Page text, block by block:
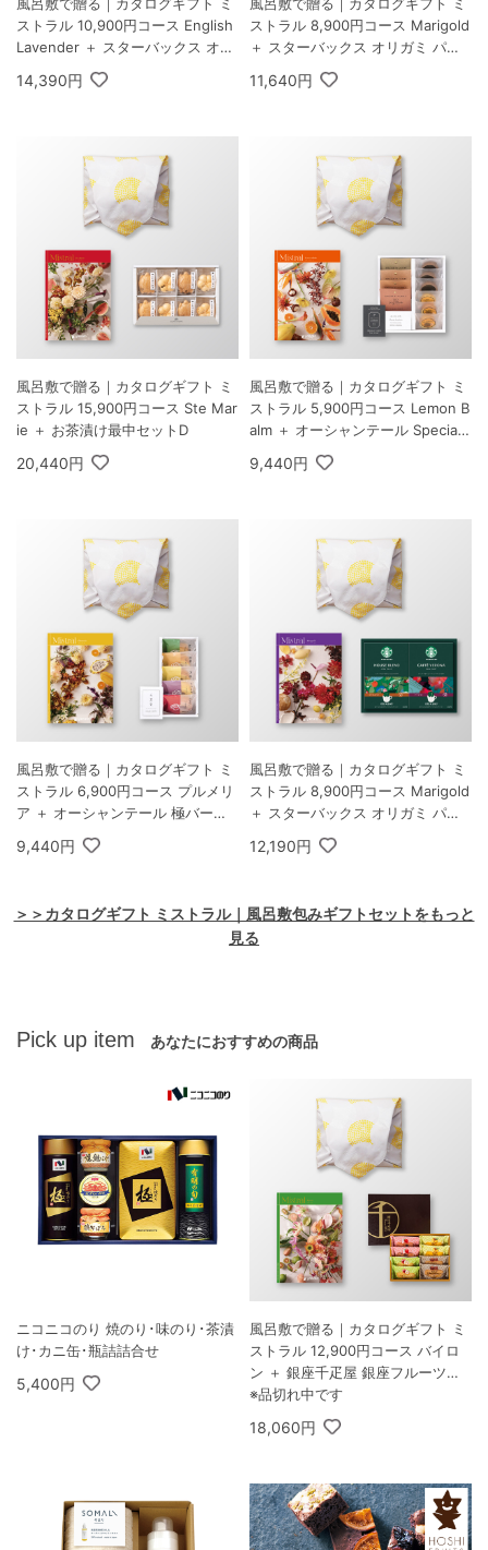
ストラル 10,900円コース English
Lavender ＋ スターバックス オリ
ガミ パーソナルドリップ コーヒー
ギフトB
14,390円
ストラル 8,900円コース Marigold
＋ スターバックス オリガミ パー
ソナルドリップ コーヒーギフトA
11,640円
風呂敷で贈る｜カタログギフト ミ
ストラル 15,900円コース Ste Mar
ie ＋ お茶漬け最中セットD
20,440円
風呂敷で贈る｜カタログギフト ミ
ストラル 5,900円コース Lemon B
alm ＋ オーシャンテール Specialit
y Coffee＆バームセット A
9,440円
風呂敷で贈る｜カタログギフト ミ
ストラル 6,900円コース プルメリ
ア ＋ オーシャンテール 極バーム
9,440円
風呂敷で贈る｜カタログギフト ミ
ストラル 8,900円コース Marigold
＋ スターバックス オリガミ パー
ソナルドリップ コーヒーギフトB
12,190円
＞＞カタログギフト ミストラル｜風呂敷包みギフトセットをもっと
見る
Pick up item あなたにおすすめの商品
ニコニコのり 焼のり･味のり･茶漬
け･カニ缶･瓶詰詰合せ
5,400円
風呂敷で贈る｜カタログギフト ミ
ストラル 12,900円コース バイロ
ン ＋ 銀座千疋屋 銀座フルーツフ
ィナンシェ 8個入
※品切れ中です
18,060円